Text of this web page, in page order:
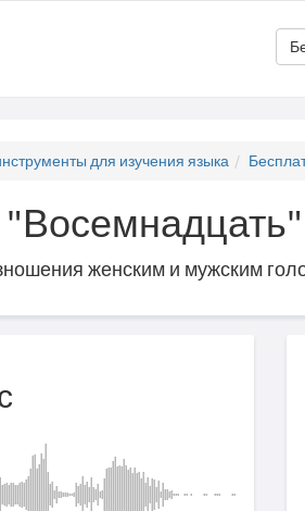
для изучения языка
женским и мужским